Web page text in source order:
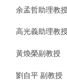
余孟哲助理教
高光義助理教
黃煥榮副教授
劉自平 副教授